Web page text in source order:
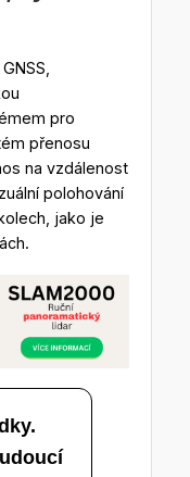
pro
přenosu
na vzdálenost
polohování
jako je